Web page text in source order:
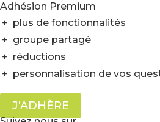
Adhésion Premium
+ plus de fonctionnalités
+ groupe partagé
+ réductions
+ personnalisation de vos
J'ADHÈRE